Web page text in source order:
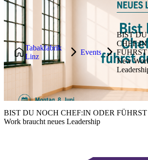
Über uns
Events
Community
Kontakt
Tabakfabrik
Linz
Events
BIST
New
BIST DU NOCH CHEF:IN ODER
Work braucht neues Leadership